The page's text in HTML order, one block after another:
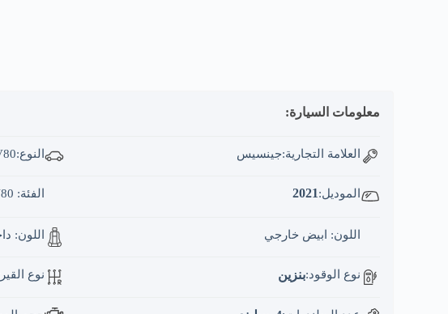
معلومات السيارة:
العلامة التجارية:جينسيس النوع:GV80
الموديل:2021 الفئة: GV80
اللون: ابيض خارجي اللون:
نوع الوقود:بنزين نوع